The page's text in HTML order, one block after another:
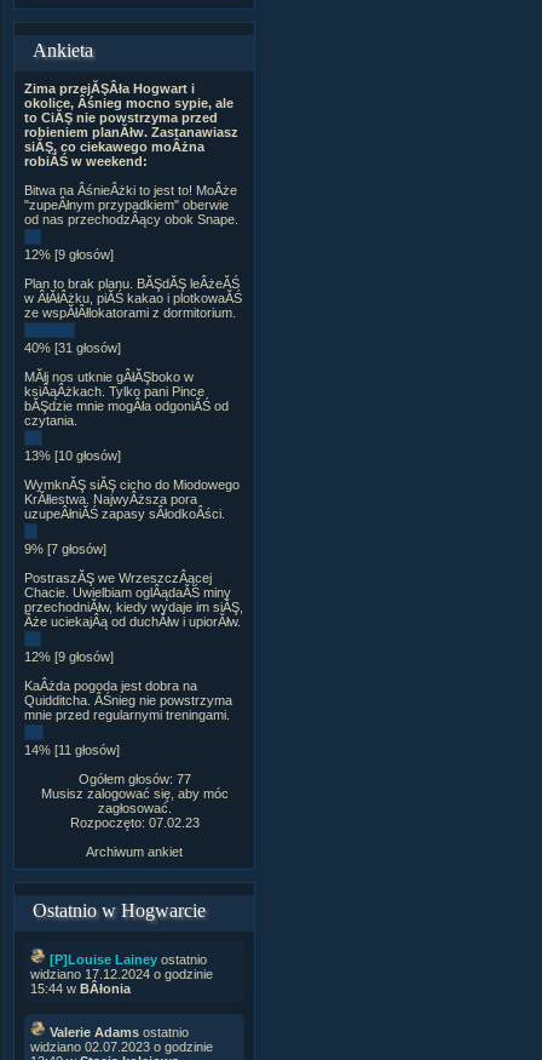
Ankieta
Zima przejĂŞÂła Hogwart i
okolice, Âśnieg mocno sypie, ale
to CiĂŞ nie powstrzyma przed
robieniem planĂłw. Zastanawiasz
siĂŞ, co ciekawego moÂżna
robiĂŚ w weekend:
Bitwa na ÂśnieÂżki to jest to! MoÂże
"zupeÂłnym przypadkiem" oberwie
od nas przechodzÂący obok Snape.
12% [9 głosów]
Plan to brak planu. BĂŞdĂŞ leÂżeĂŚ
w ÂłĂłÂżku, piĂŚ kakao i plotkowaĂŚ
ze wspĂłÂłlokatorami z dormitorium.
40% [31 głosów]
MĂłj nos utknie gÂłĂŞboko w
ksiÂąÂżkach. Tylko pani Pince
bĂŞdzie mnie mogÂła odgoniĂŚ od
czytania.
13% [10 głosów]
WymknĂŞ siĂŞ cicho do Miodowego
KrĂłlestwa. NajwyÂższa pora
uzupeÂłniĂŚ zapasy sÂłodkoÂści.
9% [7 głosów]
PostraszĂŞ we WrzeszczÂącej
Chacie. Uwielbiam oglÂądaĂŚ miny
przechodniĂłw, kiedy wydaje im siĂŞ,
Âże uciekajÂą od duchĂłw i upiorĂłw.
12% [9 głosów]
KaÂżda pogoda jest dobra na
Quidditcha. ÂŚnieg nie powstrzyma
mnie przed regularnymi treningami.
14% [11 głosów]
Ogółem głosów: 77
Musisz zalogować się, aby móc
zagłosować.
Rozpoczęto: 07.02.23
Archiwum ankiet
Ostatnio w Hogwarcie
[P]Louise Lainey ostatnio
widziano 17.12.2024 o godzinie
15:44 w BÂłonia
Valerie Adams ostatnio
widziano 02.07.2023 o godzinie